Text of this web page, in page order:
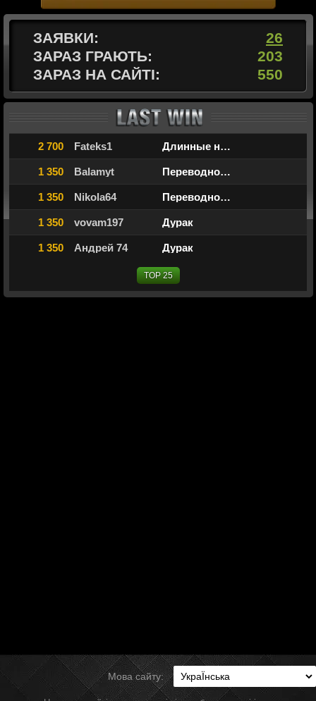
ЗАЯВКИ:
26
ЗАРАЗ ГРАЮТЬ:
203
ЗАРАЗ НА САЙТІ:
552
2 700 Fateks1 Длинные нарды
1 350 Balamyt Переводной дурак
1 350 Nikola64 Переводной дурак
1 350 vovam197 Дурак
1 350 Андрей 74 Дурак
TOP 25
Мова сайту: